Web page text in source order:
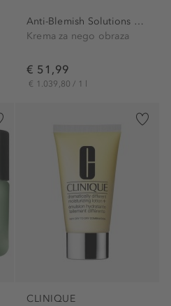
Anti-Blemish Solutions All...
Krema za nego obraza
€ 51,99
€ 1.039,80 / 1 l
CLINIQUE